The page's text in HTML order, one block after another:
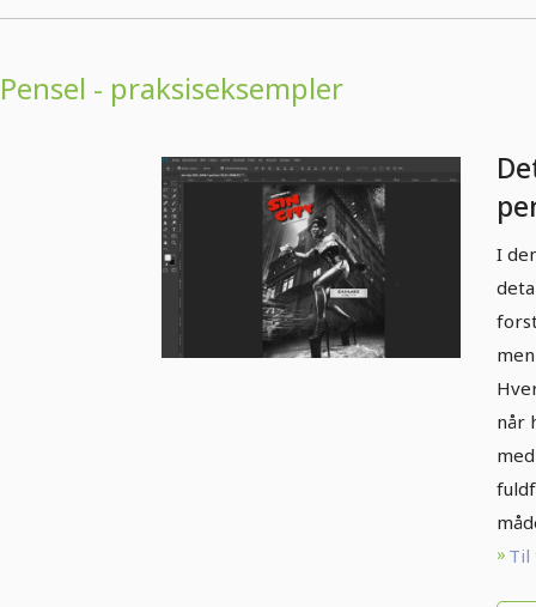
Pensel - praksiseksempler
I
når
Til